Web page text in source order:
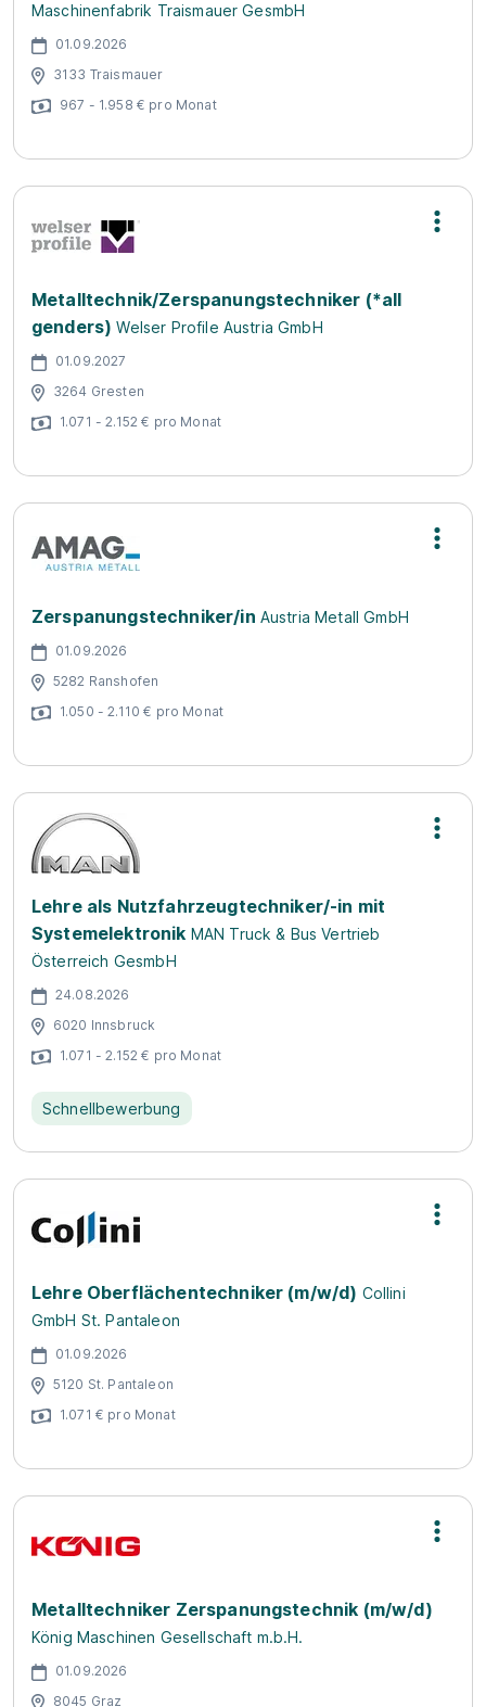
Maschinenfabrik Traismauer GesmbH
01.09.2026
3133 Traismauer
967 - 1.958 € pro Monat
Metalltechnik/Zerspanungstechniker (*all
genders) Welser Profile Austria GmbH
01.09.2027
3264 Gresten
1.071 - 2.152 € pro Monat
Zerspanungstechniker/in Austria Metall GmbH
01.09.2026
5282 Ranshofen
1.050 - 2.110 € pro Monat
Lehre als Nutzfahrzeugtechniker/-in mit
Systemelektronik MAN Truck & Bus Vertrieb
Österreich GesmbH
24.08.2026
6020 Innsbruck
1.071 - 2.152 € pro Monat
Schnellbewerbung
Lehre Oberflächentechniker (m/w/d) Collini
GmbH St. Pantaleon
01.09.2026
5120 St. Pantaleon
1.071 € pro Monat
Metalltechniker Zerspanungstechnik (m/w/d)
König Maschinen Gesellschaft m.b.H.
01.09.2026
8045 Graz